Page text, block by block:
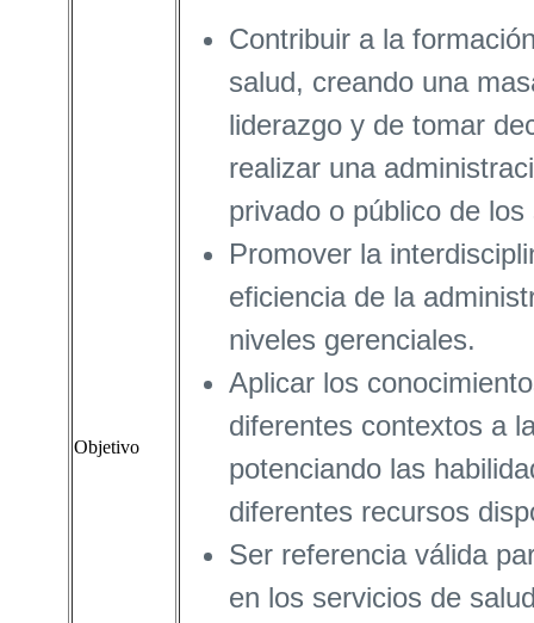
Objetivo
Contribuir a la
salud, creando una
liderazgo y de tomar
realizar una
privado o público de
Promover la
eficiencia de la
niveles gerenciales.
Aplicar los
diferentes contextos a
potenciando las
diferentes recursos
Ser referencia válida
en los servicios de